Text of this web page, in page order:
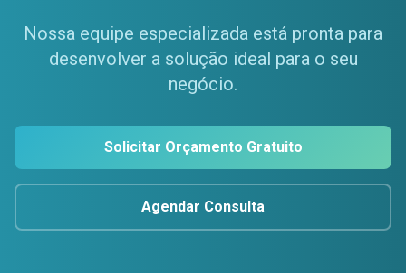
Nossa equipe especializada está pronta para
desenvolver a solução ideal para o seu
negócio.
Solicitar Orçamento Gratuito
Agendar Consulta